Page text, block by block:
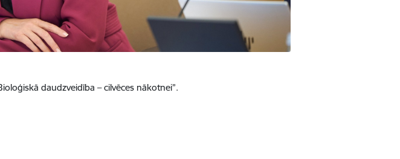
daudzveidība – cilvēces nākotnei”.